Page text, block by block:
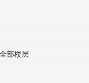
部楼层